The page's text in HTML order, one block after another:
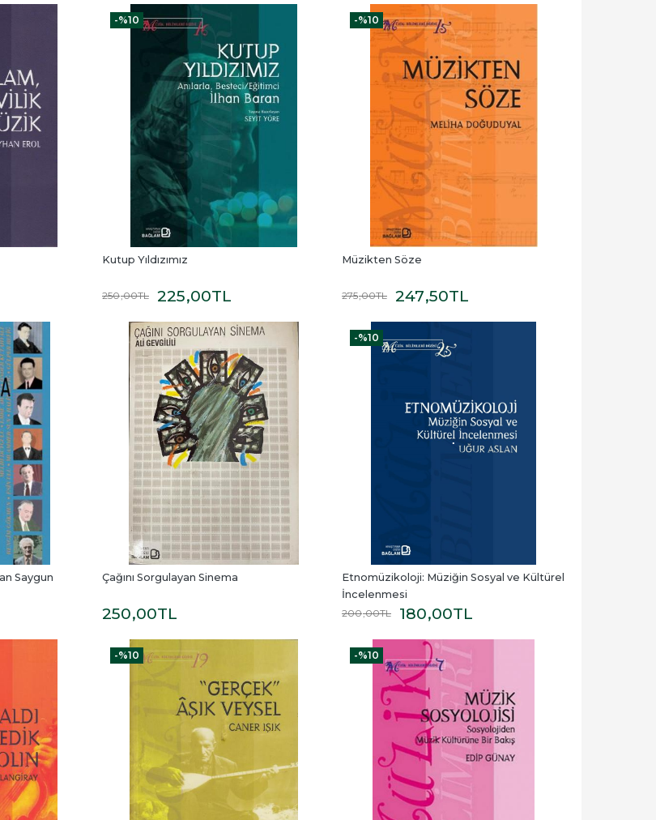
-%10
Kutup Yıldızımız
250,00TL 225,00TL
-%10
Müzikten Söze
275,00TL 247,50TL
Saygun Çağını Sorgulayan Sinema
250,00TL
-%10
Etnomüzikoloji: Müziğin Sosyal ve Kültürel
İncelenmesi
200,00TL 180,00TL
-%10 -%10